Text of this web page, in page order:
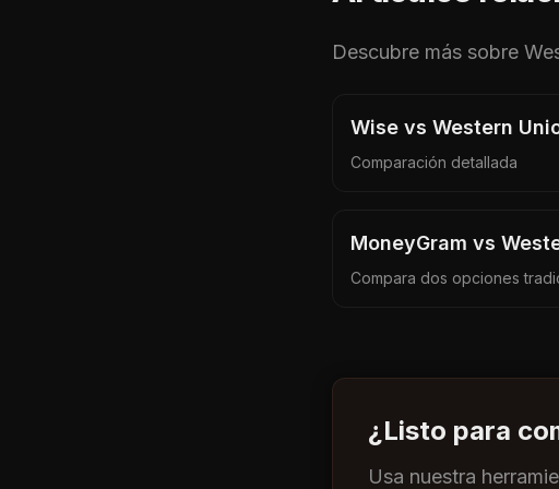
Descubre más sobre
Wise vs Western
Comparación detallada
MoneyGram vs
Compara dos opciones
¿Listo para
Usa nuestra